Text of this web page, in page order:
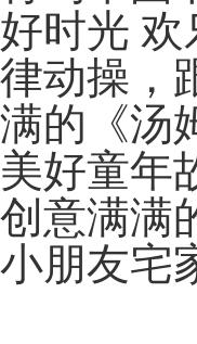
好时光
律动操，
满的《汤
美好童年
创意满满
小朋友宅